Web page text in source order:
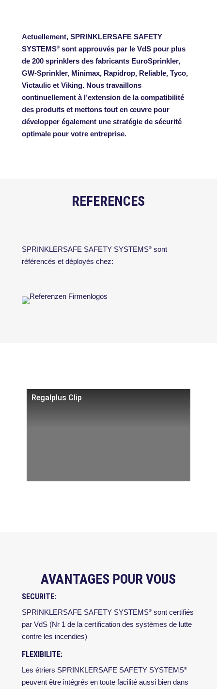
Actuellement, SPRINKLERSAFE SAFETY
SYSTEMS®sont approuvés par le VdS pour plus
de 200 sprinklers des fabricants EuroSprinkler,
GW-Sprinkler, Minimax, Rapidrop, Reliable, Tyco,
Victaulic et Viking. Nous travaillons
continuellement à l’extension de la compatibilité
des produits et mettons tout en œuvre pour
développer également une stratégie de sécurité
optimale pour votre entreprise.
REFERENCES
SPRINKLERSAFE SAFETY SYSTEMS®sont
référencés et déployés chez:
Regalplus Clip
AVANTAGES POUR VOUS
SECURITE:
SPRINKLERSAFE SAFETY SYSTEMS®sont certifiés
par VdS (Nr 1 de la certification des systèmes de lutte
contre les incendies)
FLEXIBILITE:
Les étriers SPRINKLERSAFE SAFETY SYSTEMS®
peuvent être intégrés en toute facilité aussi bien dans